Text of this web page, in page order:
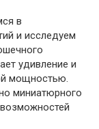
в
и исследуем
удивление и
мощностью.
миниатюрного